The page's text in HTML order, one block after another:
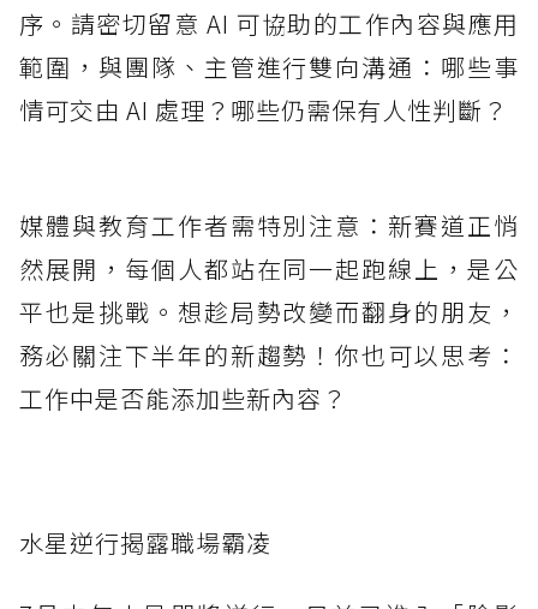
序。請密切留意 AI 可協助的工作內容與應用
範圍，與團隊、主管進行雙向溝通：哪些事
情可交由 AI 處理？哪些仍需保有人性判斷？
媒體與教育工作者需特別注意：新賽道正悄
然展開，每個人都站在同一起跑線上，是公
平也是挑戰。想趁局勢改變而翻身的朋友，
務必關注下半年的新趨勢！你也可以思考：
工作中是否能添加些新內容？
水星逆行揭露職場霸凌